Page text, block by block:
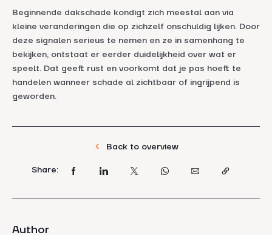
Beginnende dakschade kondigt zich meestal aan via
kleine veranderingen die op zichzelf onschuldig lijken. Door
deze signalen serieus te nemen en ze in samenhang te
bekijken, ontstaat er eerder duidelijkheid over wat er
speelt. Dat geeft rust en voorkomt dat je pas hoeft te
handelen wanneer schade al zichtbaar of ingrijpend is
geworden.
Back to overview
Share:
Author